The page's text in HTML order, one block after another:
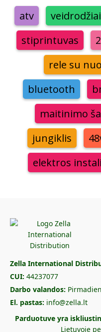
atv veidrodžiai
stiprintuvas
rele su
bluetooth
maitinimo
jungiklis
elektros
Zella International
CUI: 44237077
Darbo valandos:
El. pastas: info@zella.lt
Parduotuve yra
Lietuvoje